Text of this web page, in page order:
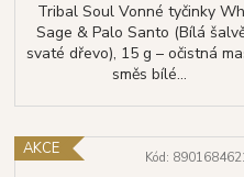
Tribal Soul Vonné tyčinky
Sage & Palo Santo (Bílá
svaté dřevo), 15 g – očistná
směs bílé...
AKCE Kód: